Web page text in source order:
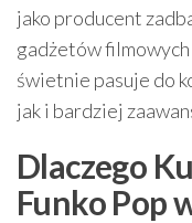
jako producent
gadżetów
świetnie pasuje do
jak i bardziej
Dlaczego
Funko Pop